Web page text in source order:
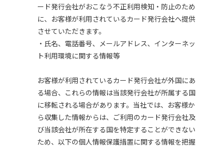
ード発行会社がおこなう不正利用検知・防止のため
に、お客様が利用されているカード発行会社へ提供
させていただきます。
・氏名、電話番号、メールアドレス、インターネッ
ト利用環境に関する情報等
お客様が利用されているカード発行会社が外国にあ
る場合、これらの情報は当該発行会社が所属する国
に移転される場合があります。当社では、お客様か
ら収集した情報からは、ご利用のカード発行会社及
び当該会社が所在する国を特定することができない
ため、以下の個人情報保護措置に関する情報を把握